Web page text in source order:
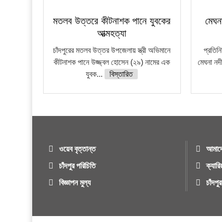
মতলব উত্তরে কীটনাশক পানে যুবকের
আত্মহত্যা
চাঁদপুরের মতলব উত্তর উপজেলায় স্ত্রী অভিমানে
কীটনাশক পানে উজ্জ্বল হোসেন (২৯) নামের এক
যুবক...
বিস্তারিত
মেঘনা
ওয়েব বৃত্তান্ত
চাঁদপুর পরিচিতি
বিজ্ঞাপন মুল্য